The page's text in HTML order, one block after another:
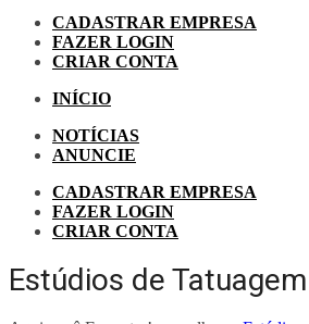
CADASTRAR EMPRESA
FAZER LOGIN
CRIAR CONTA
INÍCIO
NOTÍCIAS
ANUNCIE
CADASTRAR EMPRESA
FAZER LOGIN
CRIAR CONTA
Estúdios de